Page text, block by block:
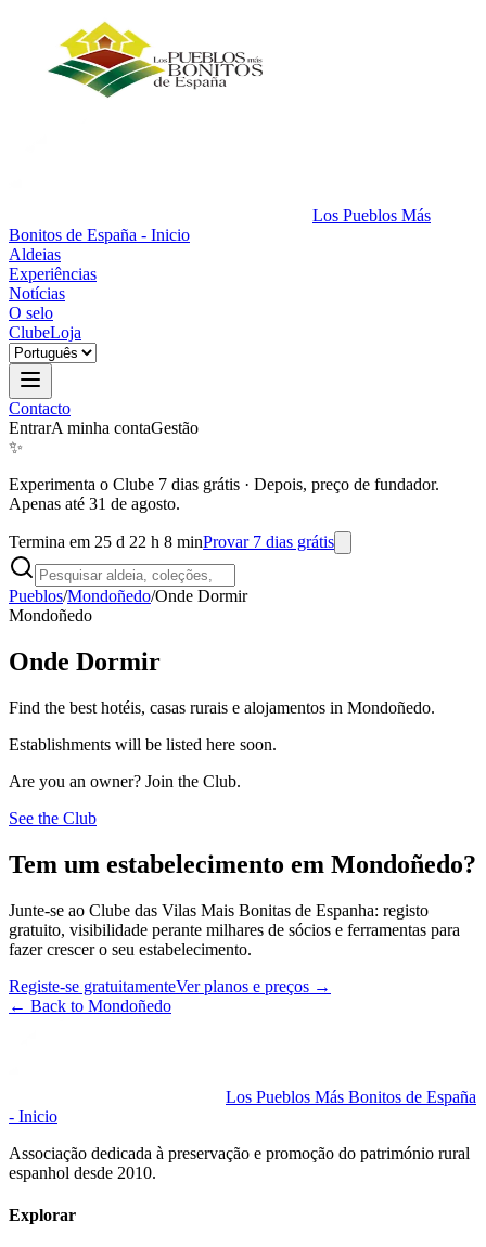
Los Pueblos Más
Bonitos de España - Inicio
Aldeias
Experiências
Notícias
O selo
ClubeLoja
Contacto
EntrarA minha contaGestão
✨
Experimenta o Clube 7 dias grátis · Depois, preço de fundador.
Apenas até 31 de agosto.
Termina em 25 d 22 h 8 minProvar 7 dias grátis
Pueblos/Mondoñedo/Onde Dormir
Mondoñedo
Onde Dormir
Find the best hotéis, casas rurais e alojamentos in Mondoñedo.
Establishments will be listed here soon.
Are you an owner? Join the Club.
See the Club
Tem um estabelecimento em Mondoñedo?
Junte-se ao Clube das Vilas Mais Bonitas de Espanha: registo
gratuito, visibilidade perante milhares de sócios e ferramentas para
fazer crescer o seu estabelecimento.
Registe-se gratuitamenteVer planos e preços →
← Back to Mondoñedo
Los Pueblos Más Bonitos de España
- Inicio
Associação dedicada à preservação e promoção do património rural
espanhol desde 2010.
Explorar